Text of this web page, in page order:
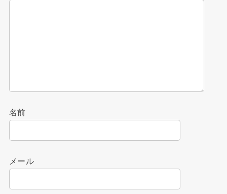
名前
メール